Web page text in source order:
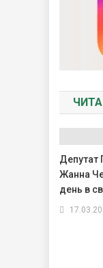
Депутат
Жанна
день в